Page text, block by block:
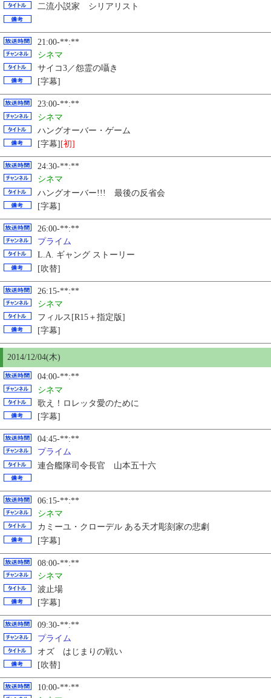
二流小説家 シリアリスト
21:00-**:**
シネマ
サイコ3／怨霊の囁き
[字幕]
23:00-**:**
シネマ
ハングオーバー・ゲーム
[字幕] [初]
24:30-**:**
シネマ
ハングオーバー!!! 最後の反省会
[字幕]
26:00-**:**
プライム
L.A. ギャング ストーリー
[吹替]
26:15-**:**
シネマ
フィルス[R15＋指定版]
[字幕]
2014/12/04(木)
04:00-**:**
シネマ
歌え！ロレッタ愛のために
[字幕]
04:45-**:**
プライム
連合艦隊司令長官 山本五十六
06:15-**:**
シネマ
カミーユ・クローデル ある天才彫刻家の悲劇
[字幕]
08:00-**:**
シネマ
波止場
[字幕]
09:30-**:**
プライム
オズ はじまりの戦い
[吹替]
10:00-**:**